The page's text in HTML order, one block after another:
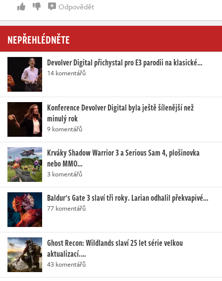
Odpovědět
NEPŘEHLÉDNĚTE
Devolver Digital přichystal pro E3 parodii na klasické…
14 komentářů
Konference Devolver Digital byla ještě šílenější než
minulý rok
9 komentářů
Krváky Shadow Warrior 3 a Serious Sam 4, plošinovka
nebo MMO…
3 komentářů
Baldur's Gate 3 slaví tři roky. Larian odhalil překvapivé…
77 komentářů
Ghost Recon: Wildlands slaví 25 let série velkou
aktualizací.…
43 komentářů